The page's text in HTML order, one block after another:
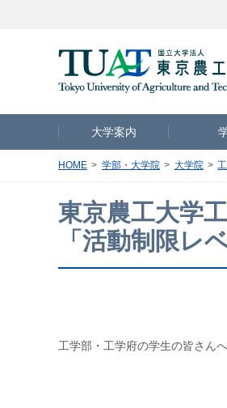
大学案内
HOME 学部・大学院 大学院
東京農工大学
「活動制限レ
工学部・工学府の学生の皆さんへ